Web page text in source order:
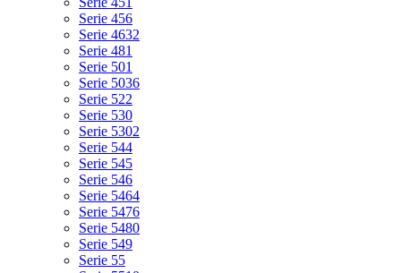
Serie 456
Serie 4632
Serie 481
Serie 501
Serie 5036
Serie 522
Serie 530
Serie 5302
Serie 544
Serie 545
Serie 546
Serie 5464
Serie 5476
Serie 5480
Serie 549
Serie 55